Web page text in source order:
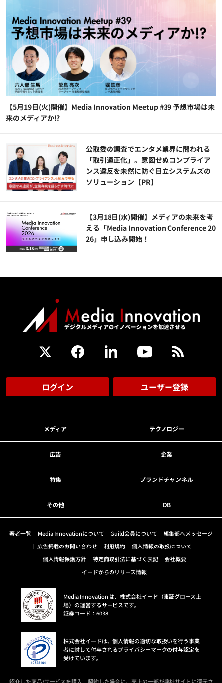
【5月19日(火)開催】Media Innovation Meetup #39 予想市場は未
来のメディアか!?
公​​取委の調査でエンタメ業界に問われる
「取引適正化」。意図せぬコンプライア
ンス違反を未然に防ぐ日立システムズの
ソリューション​【PR】
【3月18日(水)開催】メディアの未来を考
える「Media Innovation Conference 20
26」申し込み開始！
ログイン ユーザー登録
メディア テクノロジー
広告 企業
特集 ブランドチャンネル
その他 DB
著者一覧 Media Innovationについて Guild会員について
編集部へメッセージ
広告掲載のお問い合わせ
利用規約
個人情報の取扱について
個人情報保護方針
特定商取引法に基づく表記
会社概要
イードからのリリース情報
Media Innovation は、株式会社イード（東証グロース上
場）の運営するサービスです。
証券コード：6038
株式会社イードは、個人情報の適切な取扱いを行う事業
者に対して付与されるプライバシーマークの付与認定を
受けています。
紹介した商品/サービスを購入、契約した場合に、売上の一部が弊社サイトに還元さ